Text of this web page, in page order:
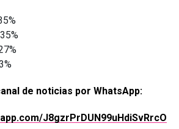
de noticias por WhatsApp:
J8gzrPrDUN99uHdiSvRrcO